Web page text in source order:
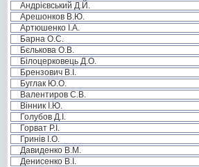
Андрієвський Д.Й.
Арешонков В.Ю.
Артюшенко І.А.
Барна О.С.
Бєлькова О.В.
Білоцерковець Д.О.
Брензович В.І.
Буглак Ю.О.
Валентиров С.В.
Вінник І.Ю.
Голубов Д.І.
Горват Р.І.
Гринів І.О.
Давиденко В.М.
Денисенко В.І.